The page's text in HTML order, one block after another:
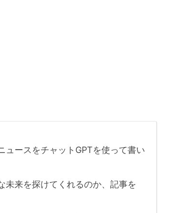
ュースをチャットGPTを使って書い
未来を探けてくれるのか、記事を